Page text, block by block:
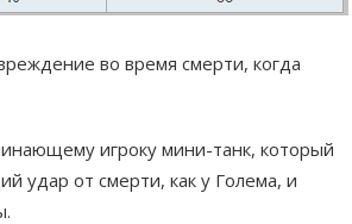
во время смерти, когда
игроку мини-танк, который
удар от смерти, как у Голема, и